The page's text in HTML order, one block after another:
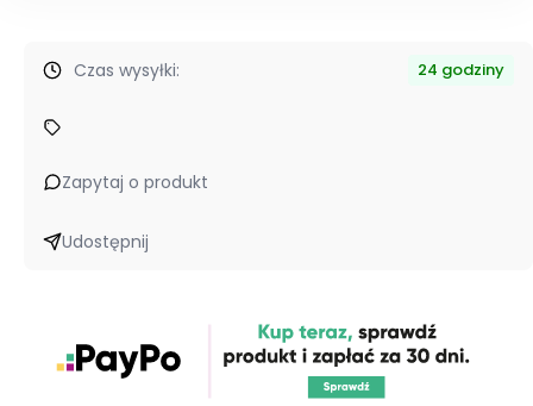
Czas wysyłki: 24 godziny
Zapytaj o produkt
Udostępnij